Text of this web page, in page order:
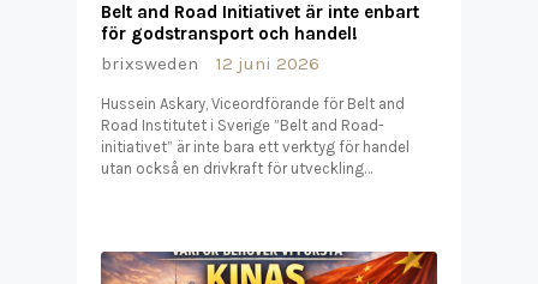
Belt and Road Initiativet är inte enbart
för godstransport och handel!
brixsweden
12 juni 2026
Hussein Askary, Viceordförande för Belt and
Road Institutet i Sverige ”Belt and Road-
initiativet” är inte bara ett verktyg för handel
utan också en drivkraft för utveckling…